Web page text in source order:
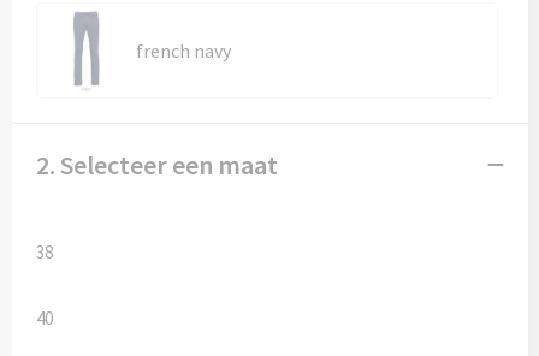
Kledingaccessoires
Ondergoed, Sokken en Nachtkleding
Bivakmuts test
french navy
2. Selecteer een maat
38
40